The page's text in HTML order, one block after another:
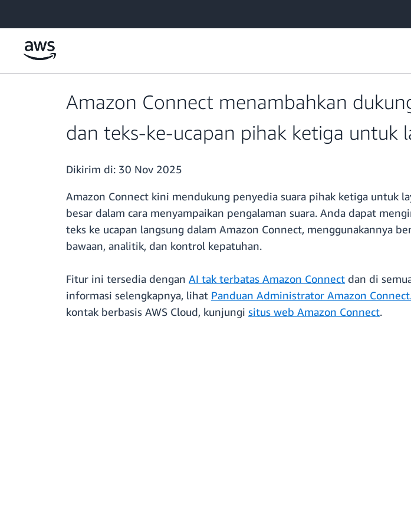
Amazon Connect menambahkan
dan teks-ke-ucapan pihak ketiga untuk
Dikirim di: 30 Nov 2025
Amazon Connect kini mendukung penyedia suara pihak ketiga untuk
besar dalam cara menyampaikan pengalaman suara. Anda dapat
teks ke ucapan langsung dalam Amazon Connect, menggunakannya
bawaan, analitik, dan kontrol kepatuhan.
Fitur ini tersedia dengan AI tak terbatas Amazon Connect dan di
informasi selengkapnya, lihat Panduan Administrator Amazon Connect
kontak berbasis AWS Cloud, kunjungi situs web Amazon Connect.